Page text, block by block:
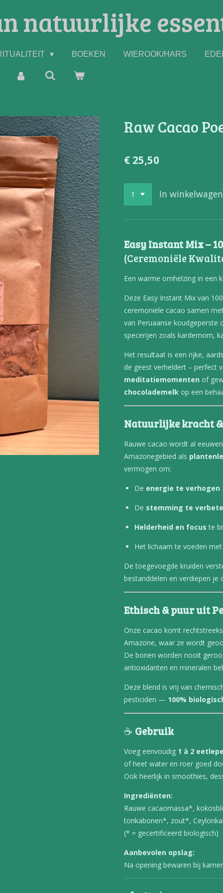
natuurlijke
BOEKEN WIEROOK/HARS
Raw Cacao
€ 25,50
In winkelwagen
Easy Instant Mix –
(Ceremoniële
Een warme omhelzing in een
Deze Easy Instant Mix van
ceremoniële cacao samen
van Peruaanse koudgeperste
specerijen zoals kardemom,
Het resultaat is een rijke,
de geest verheldert – perfect
meditatiemomenten of
chocolademelk op een
Natuurlijke kracht
Rauwe cacao wordt al
Amazonegebied als
vermogen om:
De energie te verhogen
De stemming te
Helderheid en focus te
Het lichaam te voeden
De toegevoegde kruiden
bestanddelen en verdiepen je
Ethisch & puur uit
Onze cacao komt
Amazone, waar ze wordt
De bonen worden nooit
antioxidanten en mineralen
Deze blend is vrij van
pesticiden — 100%
☕ Gebruik
Voeg eenvoudig 1 à 2
of heet water en roer goed
Ook heerlijk in smoothies,
Ingrediënten:
Rauwe cacaomassa*,
tonkabonen*, zout*,
(* = gecertificeerd biologisch)
Aanbevolen opslag:
Na opening bewaren bij